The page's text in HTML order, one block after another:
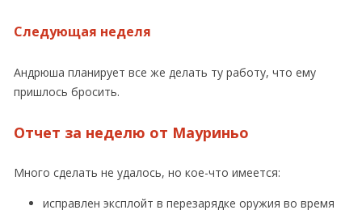
Следующая неделя
Андрюша планирует все же делать ту работу, что ему
пришлось бросить.
Отчет за неделю от Мауриньо
Много сделать не удалось, но кое-что имеется:
исправлен эксплойт в перезарядке оружия во время